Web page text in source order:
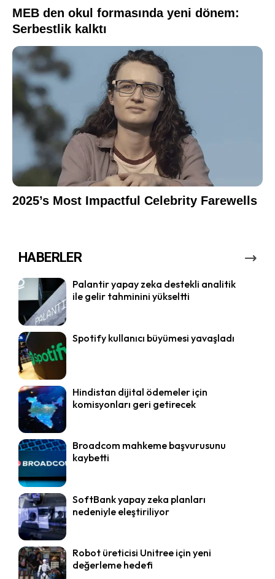
HABERLER
Palantir yapay zeka destekli analitik
ile gelir tahminini yükseltti
Spotify kullanıcı büyümesi yavaşladı
Hindistan dijital ödemeler için
komisyonları geri getirecek
Broadcom mahkeme başvurusunu
kaybetti
SoftBank yapay zeka planları
nedeniyle eleştiriliyor
Robot üreticisi Unitree için yeni
değerleme hedefi